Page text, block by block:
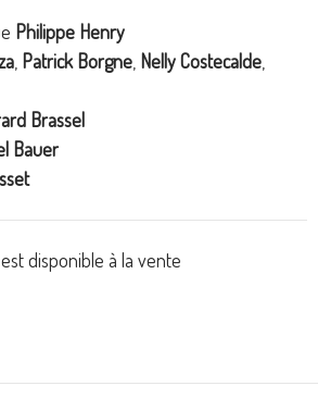
Philippe Henry
Patrick Borgne Nelly Costecalde
Brassel
Bauer
disponible à la vente